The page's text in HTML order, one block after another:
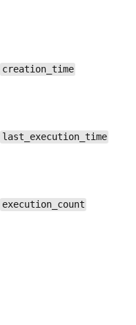
creation_time
last_execution_time
execution_count